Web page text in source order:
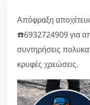
Απόφραξη
☎️6932724909 για
συντηρήσεις
κρυφές χρεώσεις.